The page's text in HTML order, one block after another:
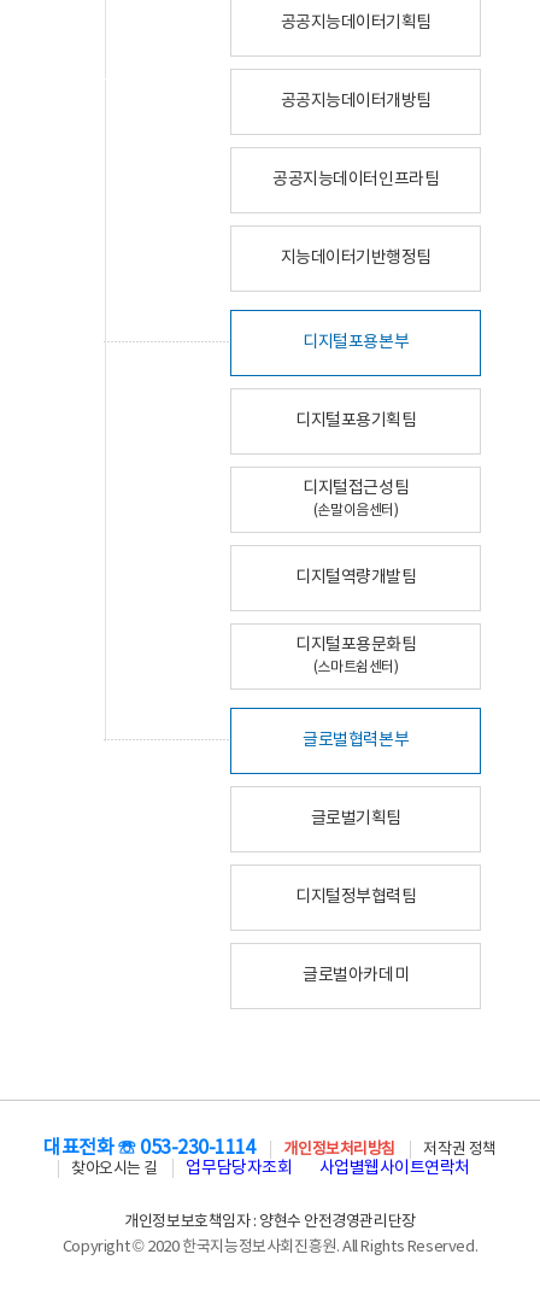
공공지능데이터기획팀
공공지능데이터개방팀
공공지능데이터인프라팀
지능데이터기반행정팀
디지털포용본부
디지털포용기획팀
디지털접근성팀
(손말이음센터)
디지털역량개발팀
디지털포용문화팀
(스마트쉼센터)
글로벌협력본부
글로벌기획팀
디지털정부협력팀
글로벌아카데미
대표전화 ☏ 053-230-1114 개인정보처리방침
저작권 정책
찾아오시는 길
업무담당자조회 사업별웹사이트연락처
개인정보보호책임자 : 양현수 안전경영관리단장
Copyright © 2020 한국지능정보사회진흥원. All Rights Reserved.